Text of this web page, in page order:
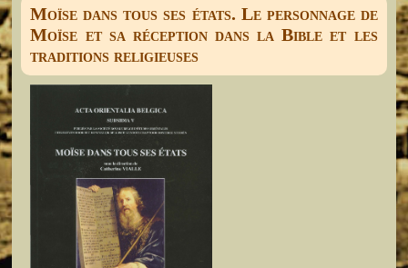
Moïse dans tous ses états. Le personnage de
Moïse et sa réception dans la Bible et les
traditions religieuses